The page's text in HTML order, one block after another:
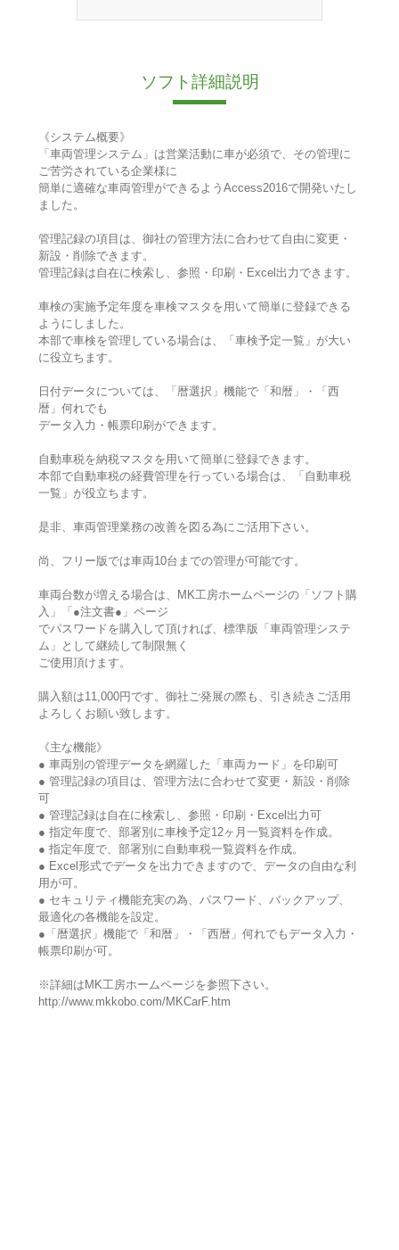
ソフト詳細説明
《システム概要》
「車両管理システム」は営業活動に車が必須で、その管理に
ご苦労されている企業様に
簡単に適確な車両管理ができるようAccess2016で開発いたし
ました。
管理記録の項目は、御社の管理方法に合わせて自由に変更・
新設・削除できます。
管理記録は自在に検索し、参照・印刷・Excel出力できます。
車検の実施予定年度を車検マスタを用いて簡単に登録できる
ようにしました。
本部で車検を管理している場合は、「車検予定一覧」が大い
に役立ちます。
日付データについては、「暦選択」機能で「和暦」・「西
暦」何れでも
データ入力・帳票印刷ができます。
自動車税を納税マスタを用いて簡単に登録できます。
本部で自動車税の経費管理を行っている場合は、「自動車税
一覧」が役立ちます。
是非、車両管理業務の改善を図る為にご活用下さい。
尚、フリー版では車両10台までの管理が可能です。
車両台数が増える場合は、MK工房ホームページの「ソフト購
入」「●注文書●」ページ
でパスワードを購入して頂ければ、標準版「車両管理システ
ム」として継続して制限無く
ご使用頂けます。
購入額は11,000円です。御社ご発展の際も、引き続きご活用
よろしくお願い致します。
《主な機能》
● 車両別の管理データを網羅した「車両カード」を印刷可
● 管理記録の項目は、管理方法に合わせて変更・新設・削除
可
● 管理記録は自在に検索し、参照・印刷・Excel出力可
● 指定年度で、部署別に車検予定12ヶ月一覧資料を作成。
● 指定年度で、部署別に自動車税一覧資料を作成。
● Excel形式でデータを出力できますので、データの自由な利
用が可。
● セキュリティ機能充実の為、パスワード、バックアップ、
最適化の各機能を設定。
●「暦選択」機能で「和暦」・「西暦」何れでもデータ入力・
帳票印刷が可。
※詳細はMK工房ホームページを参照下さい。
http://www.mkkobo.com/MKCarF.htm